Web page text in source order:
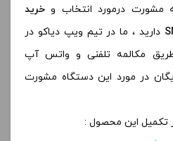
مشورت درمورد انتخاب و خرید
دارید ، ما در تیم ویپ دیاکو در
مکالمه تلفنی و واتس آپ
در مورد این دستگاه مشورت
تکمیل این محصول :